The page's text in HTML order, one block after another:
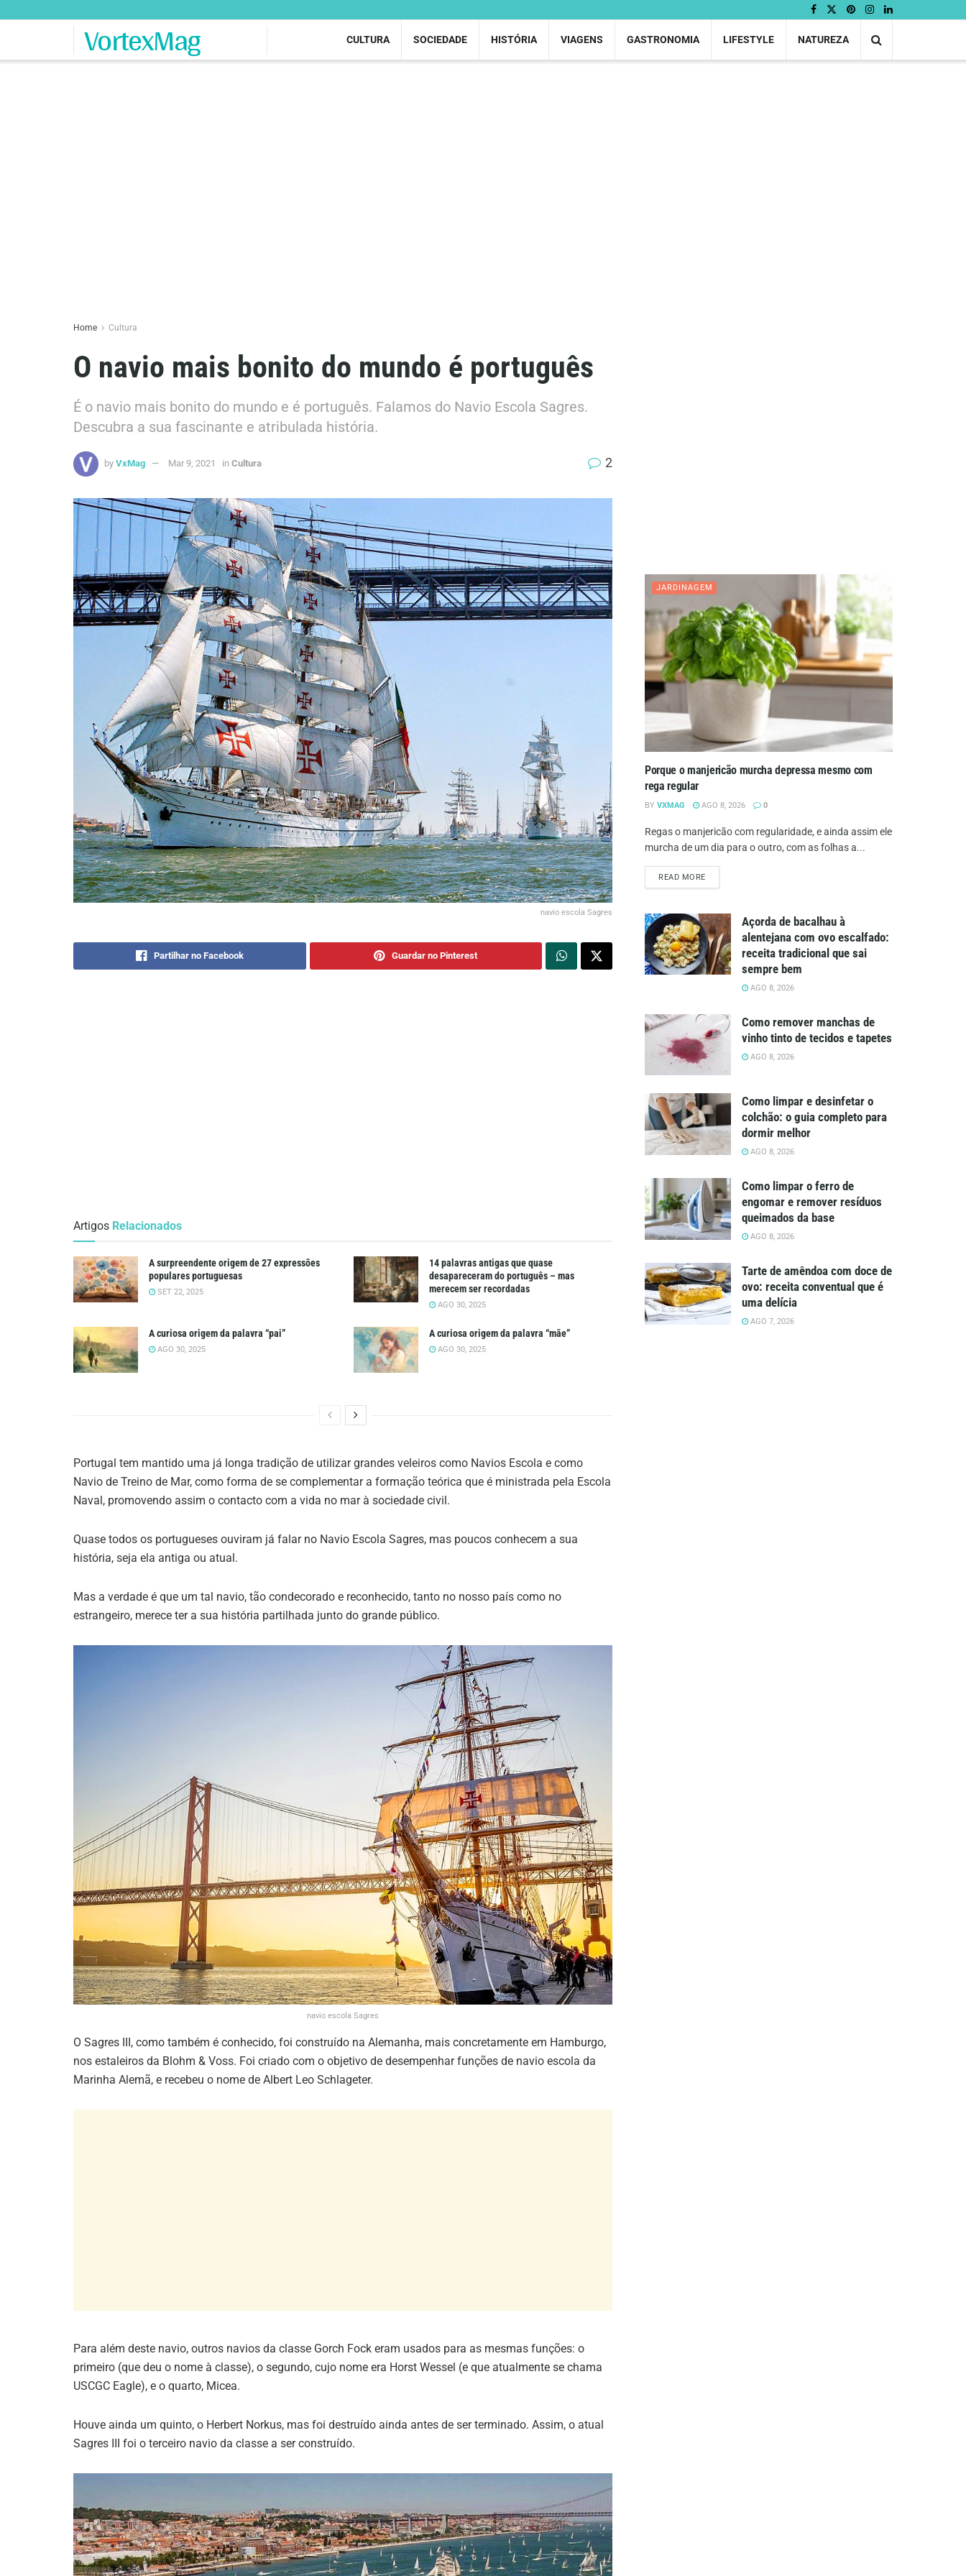
VortexMag CULTURA SOCIEDADE HISTÓRIA VIAGENS GASTRONOMIA LIFESTYLE NATUREZA
Home Cultura
O navio mais bonito do mundo é português
É o navio mais bonito do mundo e é português. Falamos do Navio Escola Sagres.
Descubra a sua fascinante e atribulada história.
by VxMag Mar 9, 2021 in Cultura 2
navio escola Sagres
Partilhar no Facebook Guardar no Pinterest
Artigos Relacionados
A surpreendente origem de 27 expressões
populares portuguesas
SET 22, 2025
14 palavras antigas que quase
desapareceram do português – mas
merecem ser recordadas
AGO 30, 2025
A curiosa origem da palavra “pai”
AGO 30, 2025
A curiosa origem da palavra “mãe”
AGO 30, 2025
Portugal tem mantido uma já longa tradição de utilizar grandes veleiros como Navios Escola e como
Navio de Treino de Mar, como forma de se complementar a formação teórica que é ministrada pela Escola
Naval, promovendo assim o contacto com a vida no mar à sociedade civil.
Quase todos os portugueses ouviram já falar no Navio Escola Sagres, mas poucos conhecem a sua
história, seja ela antiga ou atual.
Mas a verdade é que um tal navio, tão condecorado e reconhecido, tanto no nosso país como no
estrangeiro, merece ter a sua história partilhada junto do grande público.
navio escola Sagres
O Sagres III, como também é conhecido, foi construído na Alemanha, mais concretamente em Hamburgo,
nos estaleiros da Blohm & Voss. Foi criado com o objetivo de desempenhar funções de navio escola da
Marinha Alemã, e recebeu o nome de Albert Leo Schlageter.
USCGC Eagle), e o quarto, Micea.
Houve ainda um quinto, o Herbert Norkus, mas foi destruído ainda antes de ser terminado. Assim, o atual
JARDINAGEM
Porque o manjericão murcha depressa mesmo com
rega regular
BY VXMAG AGO 8, 2026 0
Regas o manjericão com regularidade, e ainda assim ele
murcha de um dia para o outro, com as folhas a...
READ MOREDETAILS
Açorda de bacalhau à
alentejana com ovo escalfado:
receita tradicional que sai
sempre bem
AGO 8, 2026
Como remover manchas de
vinho tinto de tecidos e tapetes
AGO 8, 2026
Como limpar e desinfetar o
colchão: o guia completo para
dormir melhor
AGO 8, 2026
Como limpar o ferro de
engomar e remover resíduos
queimados da base
AGO 8, 2026
Tarte de amêndoa com doce de
ovo: receita conventual que é
uma delícia
AGO 7, 2026